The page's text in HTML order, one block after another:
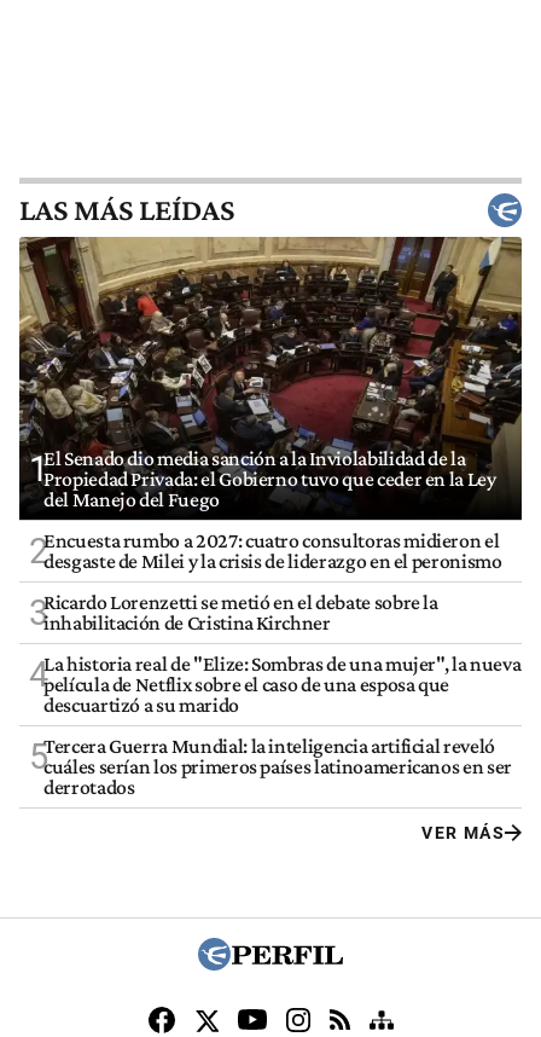
LAS MÁS LEÍDAS
1El Senado dio media sanción a la Inviolabilidad de la
Propiedad Privada: el Gobierno tuvo que ceder en la Ley
del Manejo del Fuego
2Encuesta rumbo a 2027: cuatro consultoras midieron el
desgaste de Milei y la crisis de liderazgo en el peronismo
3Ricardo Lorenzetti se metió en el debate sobre la
inhabilitación de Cristina Kirchner
4La historia real de "Elize: Sombras de una mujer", la nueva
película de Netflix sobre el caso de una esposa que
descuartizó a su marido
5Tercera Guerra Mundial: la inteligencia artificial reveló
cuáles serían los primeros países latinoamericanos en ser
derrotados
VER MÁS